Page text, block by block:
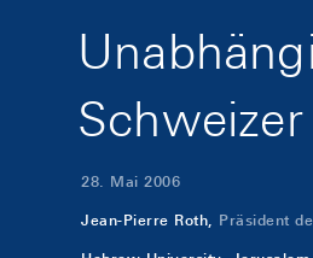
28. Mai 2006
Jean-Pierre Roth, Präsident